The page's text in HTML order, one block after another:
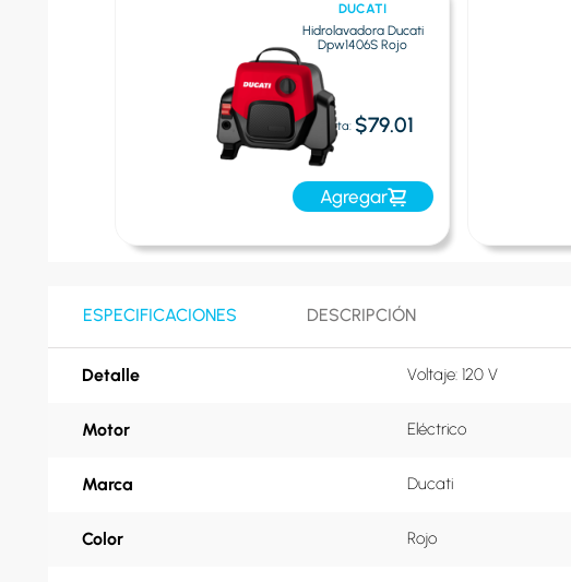
DUCATI
Hidrolavadora Ducati
Dpw1406S Rojo
Oferta: $79.01
Agregar
ESPECIFICACIONES DESCRIPCIÓN
Detalle Voltaje: 120 V
Motor Eléctrico
Marca Ducati
Color Rojo